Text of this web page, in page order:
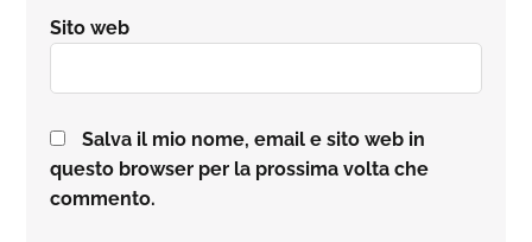
Sito web
Salva il mio nome, email e sito web in
questo browser per la prossima volta che
commento.